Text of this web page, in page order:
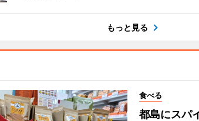
もっと見る
食べる
都島にスパ